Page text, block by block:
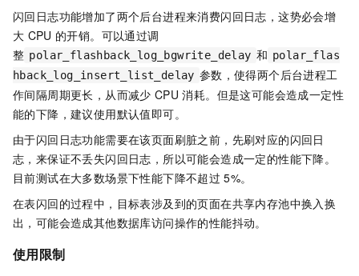
闪回日志功能增加了两个后台进程来消费闪回日志，这势必会增
大 CPU 的开销。可以通过调
整 polar_flashback_log_bgwrite_delay 和 polar_flas
hback_log_insert_list_delay 参数，使得两个后台进程工
作间隔周期更长，从而减少 CPU 消耗。但是这可能会造成一定性
能的下降，建议使用默认值即可。
由于闪回日志功能需要在该页面刷脏之前，先刷对应的闪回日
志，来保证不丢失闪回日志，所以可能会造成一定的性能下降。
目前测试在大多数场景下性能下降不超过 5%。
在表闪回的过程中，目标表涉及到的页面在共享内存池中换入换
出，可能会造成其他数据库访问操作的性能抖动。
使用限制